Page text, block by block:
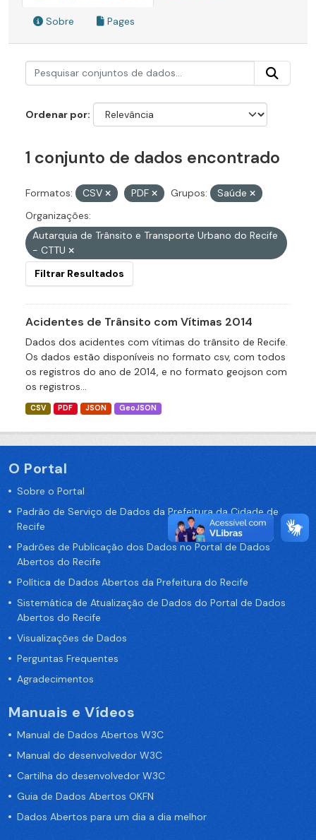
Sobre Pages
Ordenar por
1 conjunto de dados encontrado
Formatos: CSV PDF Grupos:
Saúde
Organizações:
Autarquia de Trânsito e Transporte Urbano do Recife
- CTTU
Filtrar Resultados
Acidentes de Trânsito com Vítimas 2014
Dados dos acidentes com vítimas do trânsito de Recife.
Os dados estão disponíveis no formato csv, com todos
os registros do ano de 2014, e no formato geojson com
os registros...
CSV PDF JSON GeoJSON
O Portal
Sobre o Portal
Padrão de Serviço de Dados da Prefeitura da Cidade de
Recife
Padrões de Publicação dos Dados no Portal de Dados
Abertos do Recife
Política de Dados Abertos da Prefeitura do Recife
Sistemática de Atualização de Dados do Portal de Dados
Abertos do Recife
Visualizações de Dados
Perguntas Frequentes
Agradecimentos
Manuais e Vídeos
Manual de Dados Abertos W3C
Manual do desenvolvedor W3C
Cartilha do desenvolvedor W3C
Guia de Dados Abertos OKFN
Dados Abertos para um dia a dia melhor